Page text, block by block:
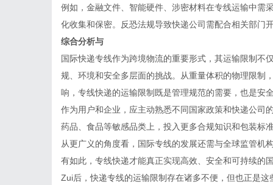
例如，金融文件、智能硬件、涉密材料在专线运输中需
化收集和保密。反恐法规导致快递公司需配合相关部门
综合分析与
国际快递专线作为跨境物流的重要形式，其运输限制不
规、环境和安全多层面的挑战。从重量体积的物理限制
响，专线快递的运输限制既是管理规范的需要，也是安
作为用户和企业，应主动熟悉不同国家政策和快递公司
药品、食品等敏感品类上，投入更多合规知识和包装标
从更广义的角度看，国际专线的发展还需与全球监管机
有如此，专线快递才能真正实现高效、安全和可持续的
Zui后，快递专线的运输限制存在诸多不便，但也正是